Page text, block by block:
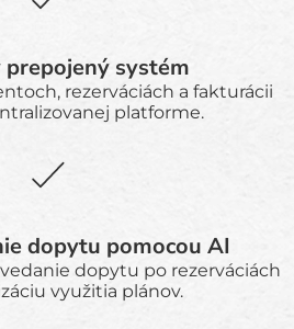
prepojený systém
rezerváciách a fakturácii
platforme.
dopytu pomocou AI
dopytu po rezerváciách
využitia plánov.